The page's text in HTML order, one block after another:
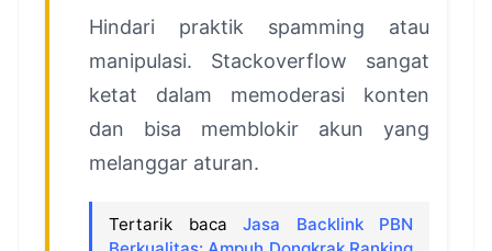
Hindari praktik spamming atau
manipulasi. Stackoverflow sangat
ketat dalam memoderasi konten
dan bisa memblokir akun yang
melanggar aturan.
Tertarik baca Jasa Backlink PBN